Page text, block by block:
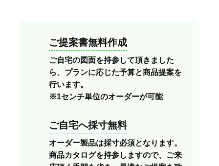
ご提案書無料作成
ご自宅の図面を持参して頂きました
ら、プランに応じた予算と商品提案を
行います。
※1センチ単位のオーダーが可能
ご自宅へ採寸無料
オーダー製品は採寸必須となります。
商品カタログを持参しますので、ご来